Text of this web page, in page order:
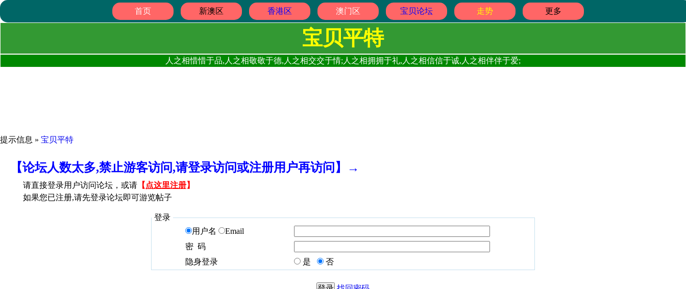
首页 新澳区 香港区 澳门区 宝贝论坛 走势 更多
宝贝平特
人之相惜惜于品,人之相敬敬于德,人之相交交于情;人之相拥拥于礼,人之相信信于诚,人之相伴伴于爱;
提示信息 » 宝贝平特
【论坛人数太多,禁止游客访问,请登录访问或注册用户再访问】→
请直接登录用户访问论坛，或请 【 点这里注册】
如果您已注册,请先登录论坛即可游览帖子
登录
用户名
Email
密 码
隐身登录
是 否